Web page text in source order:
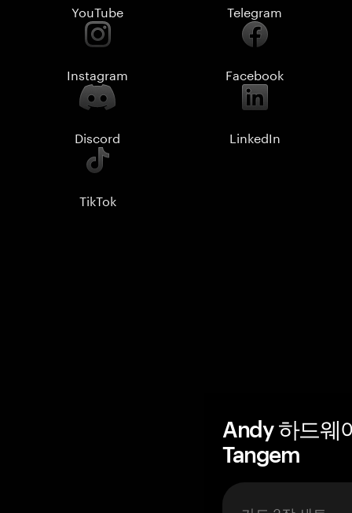
YouTube Telegram
Instagram Facebook
Discord LinkedIn
TikTok
Andy 하드웨
Tangem